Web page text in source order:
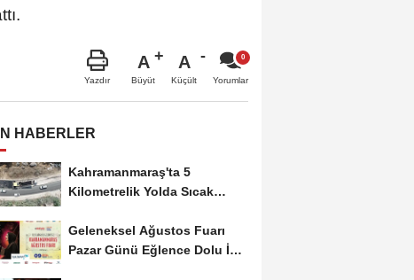
Yazdır
A
Büyüt
A
Küçült Yorumlar
HABERLER
Kahramanmaraş'ta 5
Kilometrelik Yolda Sıcak
Geleneksel Ağustos Fuarı
Pazar Günü Eğlence Dolu İki